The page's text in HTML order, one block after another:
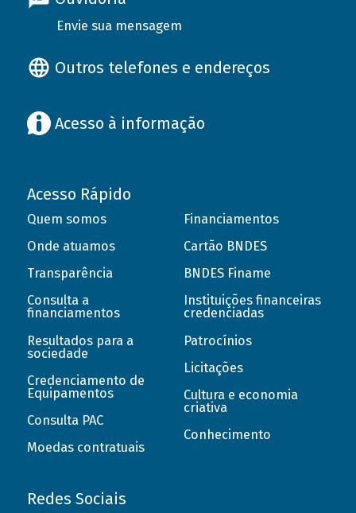
Envie sua mensagem
Outros telefones e endereços
Acesso à informação
Acesso Rápido
Quem somos
Onde atuamos
Transparência
Consulta a
financiamentos
Resultados para a
sociedade
Credenciamento de
Equipamentos
Consulta PAC
Moedas contratuais
Financiamentos
Cartão BNDES
BNDES Finame
Instituições financeiras
credenciadas
Patrocínios
Licitações
Cultura e economia
criativa
Conhecimento
Redes Sociais